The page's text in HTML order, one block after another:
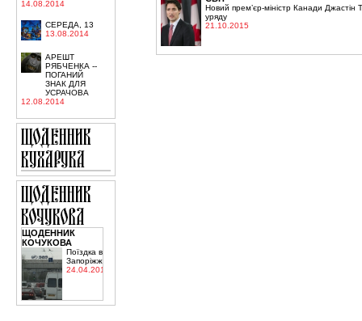
14.08.2014
СЕРЕДА, 13
13.08.2014
АРЕШТ
РЯБЧЕНКА --
ПОГАНИЙ
ЗНАК ДЛЯ
УСРАЧОВА
12.08.2014
ЩОДЕННИК
КОЧУКОВА
Поїздка в
Запоріжжя
24.04.2015
Новий прем’єр-міністр Канади Джастін
уряду
21.10.2015